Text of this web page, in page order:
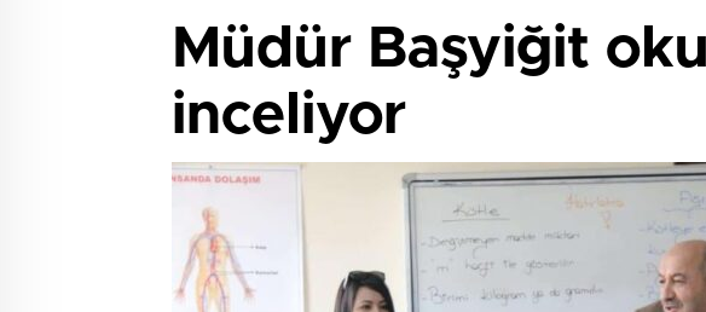
Müdür Başyiğit
inceliyor